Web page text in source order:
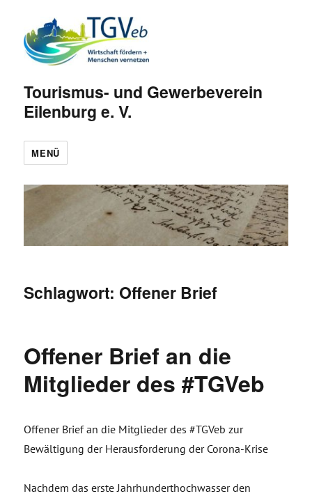
Tourismus- und Gewerbeverein
Eilenburg e. V.
MENÜ
Schlagwort: Offener Brief
Offener Brief an die
Mitglieder des #TGVeb
Offener Brief an die Mitglieder des #TGVeb zur
Bewältigung der Herausforderung der Corona-Krise
Nachdem das erste Jahrhunderthochwasser den